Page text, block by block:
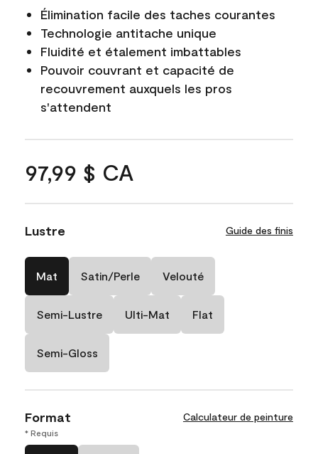
Élimination facile des taches courantes
Technologie antitache unique
Fluidité et étalement imbattables
Pouvoir couvrant et capacité de
recouvrement auxquels les pros
s'attendent
97,99 $ CA
Lustre Guide des finis
Mat Satin/Perle Velouté
Semi-Lustre Ulti-Mat Flat
Semi-Gloss
Format Calculateur de peinture
* Requis